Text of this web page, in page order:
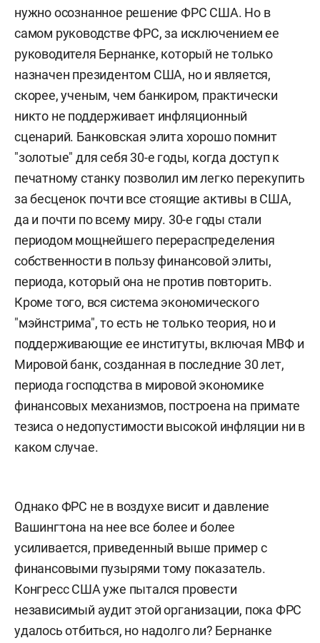
нужно осознанное решение ФРС США. Но в
самом руководстве ФРС, за исключением ее
руководителя Бернанке, который не только
назначен президентом США, но и является,
скорее, ученым, чем банкиром, практически
никто не поддерживает инфляционный
сценарий. Банковская элита хорошо помнит
"золотые" для себя 30-е годы, когда доступ к
печатному станку позволил им легко перекупить
за бесценок почти все стоящие активы в США,
да и почти по всему миру. 30-е годы стали
периодом мощнейшего перераспределения
собственности в пользу финансовой элиты,
периода, который она не против повторить.
Кроме того, вся система экономического
"мэйнстрима", то есть не только теория, но и
поддерживающие ее институты, включая МВФ и
Мировой банк, созданная в последние 30 лет,
периода господства в мировой экономике
финансовых механизмов, построена на примате
тезиса о недопустимости высокой инфляции ни в
каком случае.
Однако ФРС не в воздухе висит и давление
Вашингтона на нее все более и более
усиливается, приведенный выше пример с
финансовыми пузырями тому показатель.
Конгресс США уже пытался провести
независимый аудит этой организации, пока ФРС
удалось отбиться, но надолго ли? Бернанке